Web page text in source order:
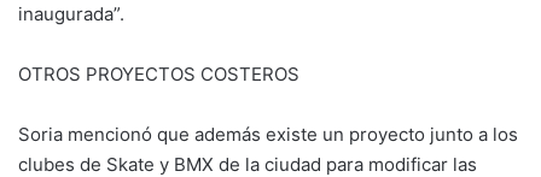
inaugurada”.
OTROS PROYECTOS COSTEROS
Soria mencionó que además existe un proyecto junto a los
clubes de Skate y BMX de la ciudad para modificar las